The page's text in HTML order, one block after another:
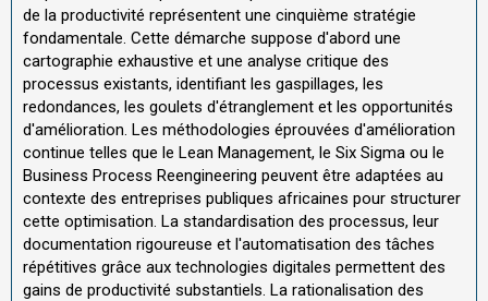
de la productivité représentent une cinquième stratégie
fondamentale. Cette démarche suppose d'abord une
cartographie exhaustive et une analyse critique des
processus existants, identifiant les gaspillages, les
redondances, les goulets d'étranglement et les opportunités
d'amélioration. Les méthodologies éprouvées d'amélioration
continue telles que le Lean Management, le Six Sigma ou le
Business Process Reengineering peuvent être adaptées au
contexte des entreprises publiques africaines pour structurer
cette optimisation. La standardisation des processus, leur
documentation rigoureuse et l'automatisation des tâches
répétitives grâce aux technologies digitales permettent des
gains de productivité substantiels. La rationalisation des